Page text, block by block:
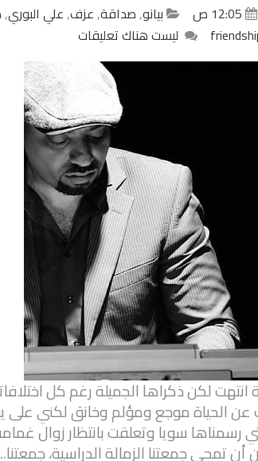
12:05 ص بيانو,صداقة,عزف,علي البوري,
ليست هناك تعليقات
انتهت لكن ذكراها الجميلة رغم كل
عن الحياة موجع ومؤلم وخانق لكني
رسمناها سويا وتعلقت بانتظار زوال
تمحى جمعتنا الزمالة الدراسية،